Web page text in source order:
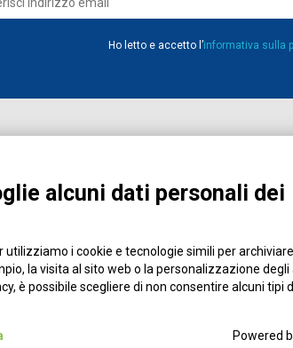
Ho letto e accetto l’informativa sulla
Registrati
MyPage
Filo diretto
Policy
Media
Eventi e
Credits
alcuni dati personali dei
utilizziamo i cookie e tecnologie simili per
la visita al sito web o la personalizzazione degli
è possibile scegliere di non consentire alcuni tipi
Powered